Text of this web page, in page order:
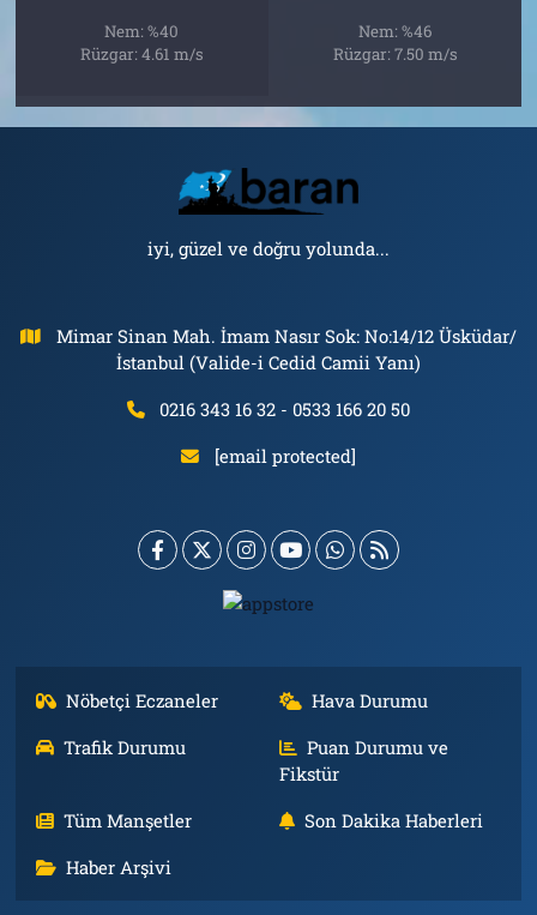
Nem: %40
Rüzgar: 4.61 m/s
Nem: %46
Rüzgar: 7.50 m/s
iyi, güzel ve doğru yolunda...
Mimar Sinan Mah. İmam Nasır Sok: No:14/12 Üsküdar/
İstanbul (Valide-i Cedid Camii Yanı)
0216 343 16 32 - 0533 166 20 50
[email protected]
Nöbetçi Eczaneler
Hava Durumu
Trafik Durumu
Puan Durumu ve
Fikstür
Tüm Manşetler
Son Dakika Haberleri
Haber Arşivi